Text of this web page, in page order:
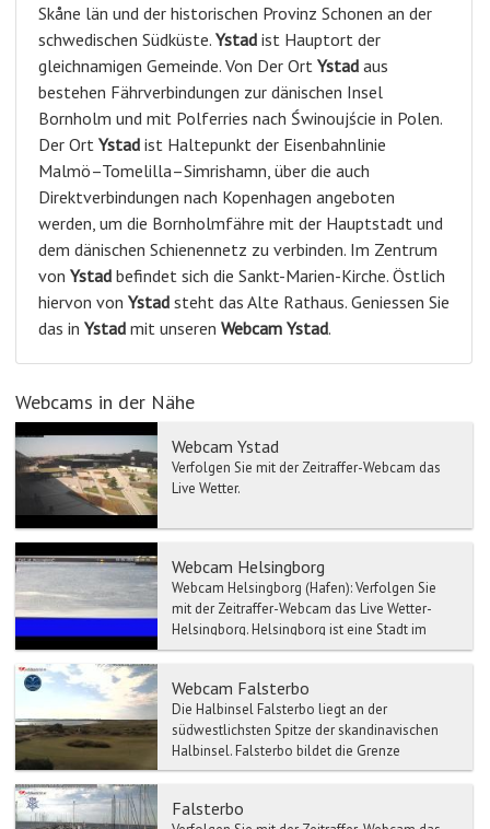
Skåne län und der historischen Provinz Schonen an der
schwedischen Südküste. Ystad ist Hauptort der
gleichnamigen Gemeinde. Von Der Ort Ystad aus
bestehen Fährverbindungen zur dänischen Insel
Bornholm und mit Polferries nach Świnoujście in Polen.
Der Ort Ystad ist Haltepunkt der Eisenbahnlinie
Malmö–Tomelilla–Simrishamn, über die auch
Direktverbindungen nach Kopenhagen angeboten
werden, um die Bornholmfähre mit der Hauptstadt und
dem dänischen Schienennetz zu verbinden. Im Zentrum
von Ystad befindet sich die Sankt-Marien-Kirche. Östlich
hiervon von Ystad steht das Alte Rathaus. Geniessen Sie
das in Ystad mit unseren Webcam Ystad.
Webcams in der Nähe
Webcam Ystad
Verfolgen Sie mit der Zeitraffer-Webcam das
Live Wetter.
Webcam Helsingborg
Webcam Helsingborg (Hafen): Verfolgen Sie
mit der Zeitraffer-Webcam das Live Wetter-
Helsingborg. Helsingborg ist eine Stadt im
suedsc...
Webcam Falsterbo
Die Halbinsel Falsterbo liegt an der
südwestlichsten Spitze der skandinavischen
Halbinsel. Falsterbo bildet die Grenze
zwischen der Ostsee und dem ...
Falsterbo